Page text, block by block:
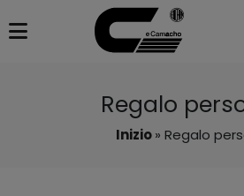
Regalo
Inizio» Regalo